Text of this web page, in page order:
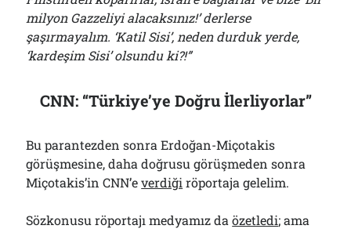
milyon Gazzeliyi alacaksınız!’ derlerse
şaşırmayalım. ‘Katil Sisi’, neden durduk yerde,
‘kardeşim Sisi’ olsundu ki?!”
CNN: “Türkiye’ye Doğru İlerliyorlar”
Bu parantezden sonra Erdoğan-Miçotakis
görüşmesine, daha doğrusu görüşmeden sonra
Miçotakis’in CNN’everdiği röportaja gelelim.
Sözkonusu röportajı medyamız daözetledi; ama